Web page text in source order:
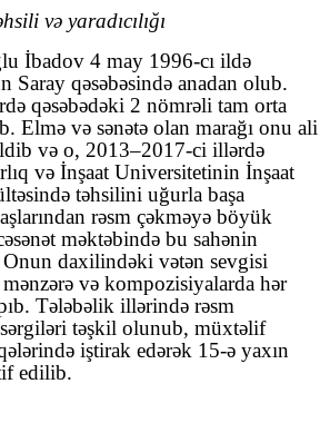
və yaradıcılığı
İbadov 4 may 1996-cı ildə
Saray qəsəbəsində anadan olub.
qəsəbədəki 2 nömrəli tam orta
Elmə və sənətə olan marağı onu ali
və o, 2013–2017-ci illərdə
və İnşaat Universitetinin İnşaat
təhsilini uğurla başa
rəsm çəkməyə böyük
məktəbində bu sahənin
daxilindəki vətən sevgisi
və kompozisiyalarda hər
Tələbəlik illərində rəsm
təşkil olunub, müxtəlif
iştirak edərək 15-ə yaxın
edilib.